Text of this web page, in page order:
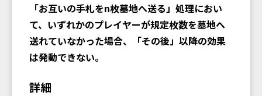
「お互いの手札をn枚墓地へ送る」処理におい
て、いずれかのプレイヤーが規定枚数を墓地へ
送れていなかった場合、「その後」以降の効果
は発動できない。
詳細